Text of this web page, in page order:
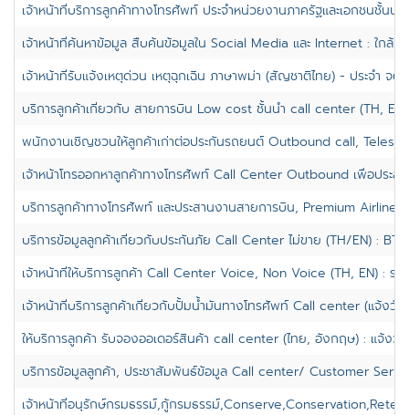
เจ้าหน้าที่บริการลูกค้าทางโทรศัพท์ ประจำหน่วยงานภาครัฐและเอกชนชั้นน
เจ้าหน้าที่ค้นหาข้อมูล สืบค้นข้อมูลใน Social Media และ Internet : ใกล้
เจ้าหน้าที่รับแจ้งเหตุด่วน เหตุฉุกเฉิน ภาษาพม่า (สัญชาติไทย) - ประจำ จตุ
บริการลูกค้าเกี่ยวกับ สายการบิน Low cost ชั้นนำ call center (TH,
พนักงานเชิญชวนให้ลูกค้าเก่าต่อประกันรถยนต์ Outbound call,
เจ้าหน้าโทรออกหาลูกค้าทางโทรศัพท์ Call Center Outbound เพื่อประ
บริการลูกค้าทางโทรศัพท์ และประสานงานสายการบิน, Premium
บริการข้อมูลลูกค้าเกี่ยวกับประกันภัย Call Center ไม่ขาย (TH/EN) :
เจ้าหน้าที่ให้บริการลูกค้า Call Center Voice, Non Voice (TH, EN) : รา
เจ้าหน้าที่บริการลูกค้าเกี่ยวกับปั้มน้ำมันทางโทรศัพท์ Call center (แจ้งวั
ให้บริการลูกค้า รับจองออเดอร์สินค้า call center (ไทย, อังกฤษ) : แจ้งวั
บริการข้อมูลลูกค้า, ประชาสัมพันธ์ข้อมูล Call center/ Customer
เจ้าหน้าที่อนุรักษ์กรมธรรม์,กู้กรมธรรม์